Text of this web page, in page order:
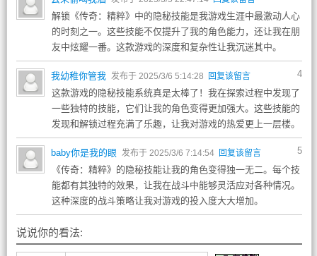
解锁《传奇：精粹》中的隐秘技能是我游戏生涯中最激动人心
的时刻之一。这些技能不仅提升了我的角色能力，还让我在朋
友中炫耀一番。这款游戏的深度和复杂性让我沉迷其中。
4
我幼稚你管我 发布于 2025/3/6 5:14:28 回复该留言
这款游戏的隐秘技能系统真是太棒了！我在探索过程中发现了
一些独特的技能，它们让我的角色变得更加强大。这些技能的
发现和解锁过程充满了乐趣，让我对游戏的热爱更上一层楼。
5
baby你是我的眼 发布于 2025/3/6 7:14:54 回复该留言
《传奇：精粹》的隐秘技能让我的角色变得独一无二。每个技
能都有其独特的效果，让我在战斗中能够灵活应对各种情况。
这种深度的战斗策略让我对游戏的投入度大大增加。
说说你的看法: